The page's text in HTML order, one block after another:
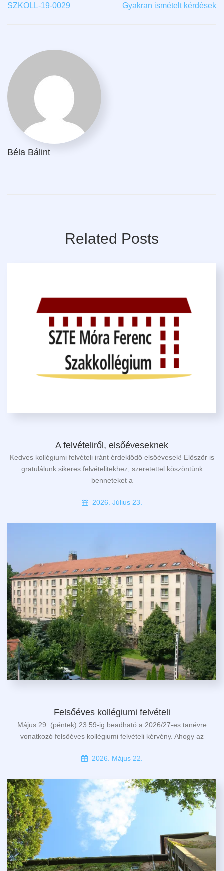
SZKOLL-19-0029
Gyakran ismételt kérdések
Béla Bálint
Related Posts
A felvételiről, elsőéveseknek
Kedves kollégiumi felvételi iránt érdeklődő elsőévesek! Először is
gratulálunk sikeres felvételitekhez, szeretettel köszöntünk
benneteket a
2026. Július 23.
Felsőéves kollégiumi felvételi
Május 29. (péntek) 23:59-ig beadható a 2026/27-es tanévre
vonatkozó felsőéves kollégiumi felvételi kérvény. Ahogy az
2026. Május 22.